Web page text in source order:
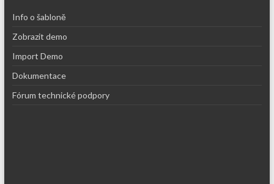
Info o šabloně
Zobrazit demo
Import Demo
Dokumentace
Fórum technické podpory